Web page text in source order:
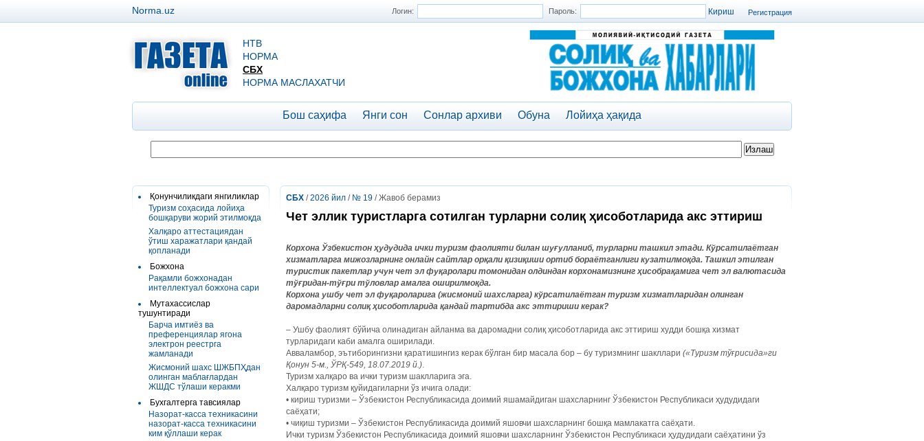
Регистрация
Логин: Пароль:
Norma.uz
НТВ
НОРМА
СБХ
НОРМА МАСЛАХАТЧИ
Бош саҳифа Янги сон Сонлар архиви Обуна Лойиҳа ҳақида
Қонунчиликдаги янгиликлар
Туризм соҳасида лойиҳа
бошқаруви жорий этилмоқда
Халқаро аттестациядан
ўтиш харажатлари қандай
қопланади
Божхона
Рақамли божхонадан
интеллектуал божхона сари
Мутахассислар
тушунтиради
Барча имтиёз ва
преференциялар ягона
электрон реестрга
жамланади
Жисмоний шахс ШЖБПҲдан
олинган маблағлардан
ЖШДС тўлаши керакми
Бухгалтерга тавсиялар
Назорат-касса техникасини
назорат-касса техникасини
ким қўллаши керак
СБХ /2026 йил / № 19 / Жавоб берамиз
Чет эллик туристларга сотилган турларни солиқ ҳисоботларида акс эттириш
Корхона Ўзбекистон ҳудудида ички туризм фаолияти билан шуғулланиб, турларни ташкил этади. Кўрсатилаётган
хизматларга мижозларнинг онлайн сайтлар орқали қизиқиши ортиб бораётганлиги кузатилмоқда. Ташкил этилган
туристик пакетлар учун чет эл фуқаролари томонидан олдиндан корхонамизнинг ҳисобрақамига чет эл валютасида
тўғридан-тўғри тўловлар амалга оширилмоқда.
Корхона ушбу чет эл фуқароларига (жисмоний шахсларга) кўрсатилаётган туризм хизматларидан олинган
даромадларни солиқ ҳисоботларида қандай тартибда акс эттириши керак?
– Ушбу фаолият бўйича олинадиган айланма ва даромадни солиқ ҳисоботларида акс эттириш худди бошқа хизмат
турларидаги каби амалга оширилади.
Авваламбор, эътиборингизни қаратишингиз керак бўлган бир масала бор – бу туризмнинг шакллари («Туризм тўғрисида»ги
Қонун 5-м., ЎРҚ-549, 18.07.2019 й.).
Туризм халқаро ва ички туризм шаклларига эга.
Халқаро туризм қуйидагиларни ўз ичига олади:
• кириш туризми – Ўзбекистон Республикасида доимий яшамайдиган шахсларнинг Ўзбекистон Республикаси ҳудудидаги
саёҳати;
• чиқиш туризми – Ўзбекистон Республикасида доимий яшовчи шахсларнинг бошқа мамлакатга саёҳати.
Ички туризм Ўзбекистон Республикасида доимий яшовчи шахсларнинг Ўзбекистон Республикаси ҳудудидаги саёҳатини ўз